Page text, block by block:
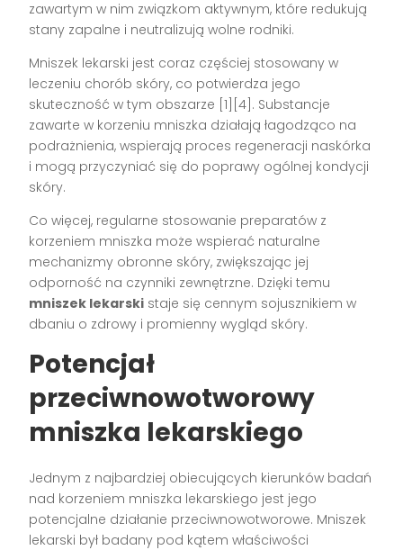
zawartym w nim związkom aktywnym, które redukują
stany zapalne i neutralizują wolne rodniki.
Mniszek lekarski jest coraz częściej stosowany w
leczeniu chorób skóry, co potwierdza jego
skuteczność w tym obszarze [1][4]. Substancje
zawarte w korzeniu mniszka działają łagodząco na
podrażnienia, wspierają proces regeneracji naskórka
i mogą przyczyniać się do poprawy ogólnej kondycji
skóry.
Co więcej, regularne stosowanie preparatów z
korzeniem mniszka może wspierać naturalne
mechanizmy obronne skóry, zwiększając jej
odporność na czynniki zewnętrzne. Dzięki temu
mniszek lekarski staje się cennym sojusznikiem w
dbaniu o zdrowy i promienny wygląd skóry.
Potencjał
przeciwnowotworowy
mniszka lekarskiego
Jednym z najbardziej obiecujących kierunków badań
nad korzeniem mniszka lekarskiego jest jego
potencjalne działanie przeciwnowotworowe. Mniszek
lekarski był badany pod kątem właściwości